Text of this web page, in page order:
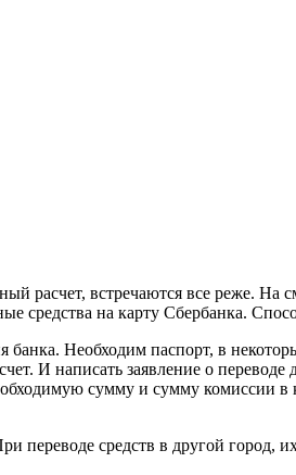
встречаются все реже. На
средства на карту Сбербанка.
Необходим паспорт, в
И написать заявление о
сумму и сумму комиссии в
средств в другой город,